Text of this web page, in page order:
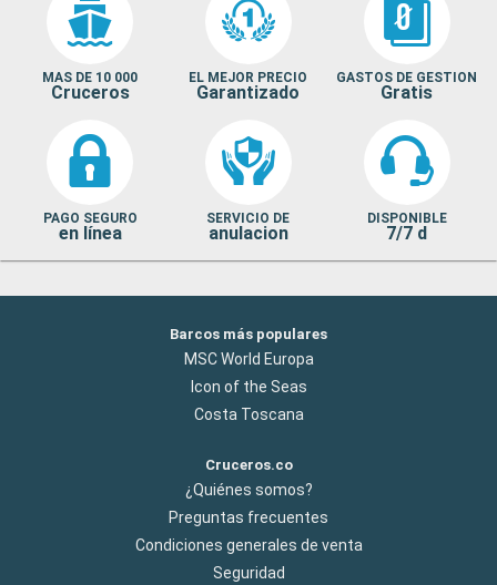
MAS DE 10 000
Cruceros
EL MEJOR PRECIO
Garantizado
GASTOS DE GESTION
Gratis
PAGO SEGURO
en línea
SERVICIO DE
anulacion
DISPONIBLE
7/7 d
Barcos más populares
MSC World Europa
Icon of the Seas
Costa Toscana
Cruceros.co
¿Quiénes somos?
Preguntas frecuentes
Condiciones generales de venta
Seguridad